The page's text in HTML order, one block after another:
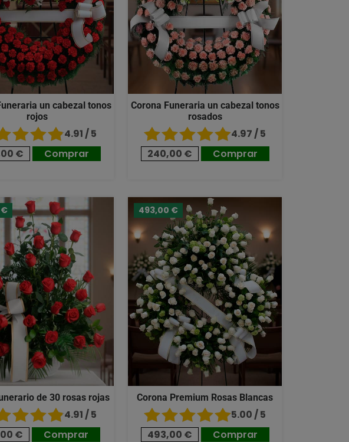
un cabezal tonos
rojos
4.91 / 5
€
Comprar
Corona Funeraria un cabezal tonos
rosados
4.97 / 5
240,00 €
Comprar
de 30 rosas rojas
4.91 / 5
€
Comprar
493,00 €
Corona Premium Rosas Blancas
5.00 / 5
493,00 €
Comprar